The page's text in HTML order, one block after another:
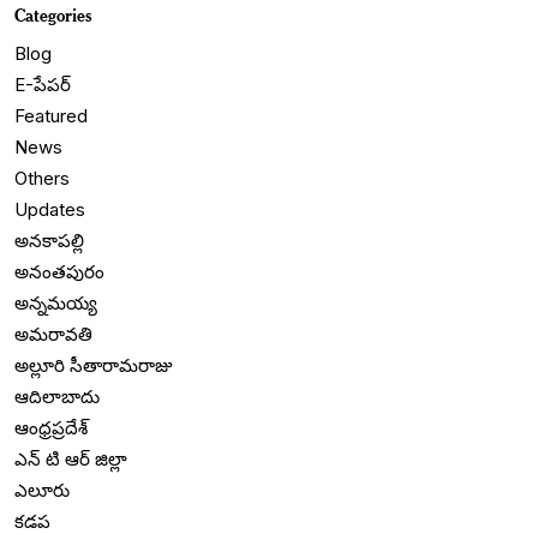
Categories
Blog
E-పేపర్
Featured
News
Others
Updates
అనకాపల్లి
అనంతపురం
అన్నమయ్య
అమరావతి
అల్లూరి సీతారామరాజు
ఆదిలాబాదు
ఆంధ్రప్రదేశ్
ఎన్ టి ఆర్ జిల్లా
ఎలూరు
కడప